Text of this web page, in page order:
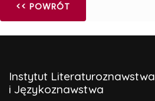
<< POWRÓT
Instytut Literaturoznawstwa
i Językoznawstwa